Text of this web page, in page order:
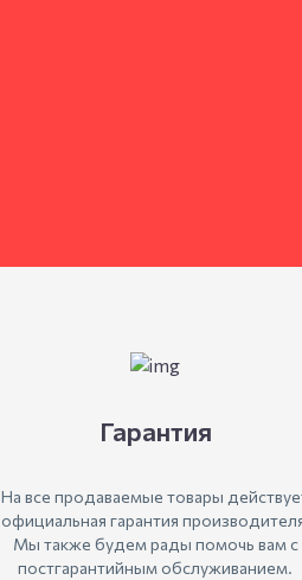
Гарантия
На все продаваемые товары
официальная гарантия
Мы также будем рады помочь вам с
постгарантийным обслуживанием.